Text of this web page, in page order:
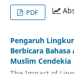
PDF
Pengaruh
Berbicara
Muslim Cendekia